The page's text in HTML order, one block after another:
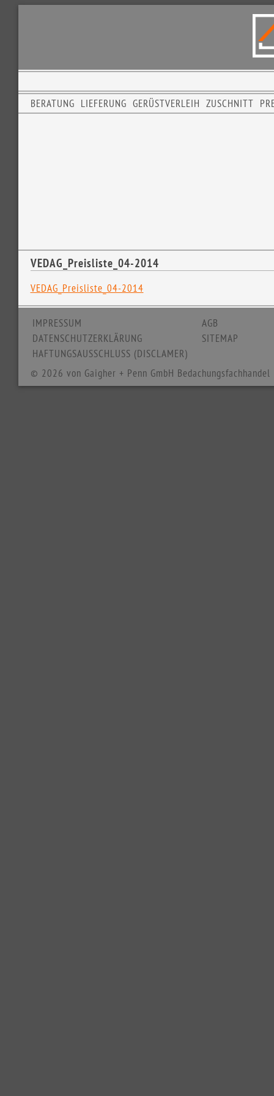
ZUSCHNITT
GERÜSTVERLEIH
LIEFERUNG
BERATUNG
VEDAG_Preisliste_04-2014
VEDAG_Preisliste_04-2014
IMPRESSUM
DATENSCHUTZERKLÄRUNG
HAFTUNGSAUSSCHLUSS (DISCLAMER)
AGB
SITEMAP
© 2026 von Gaigher + Penn GmbH Bedachungsfachhandel